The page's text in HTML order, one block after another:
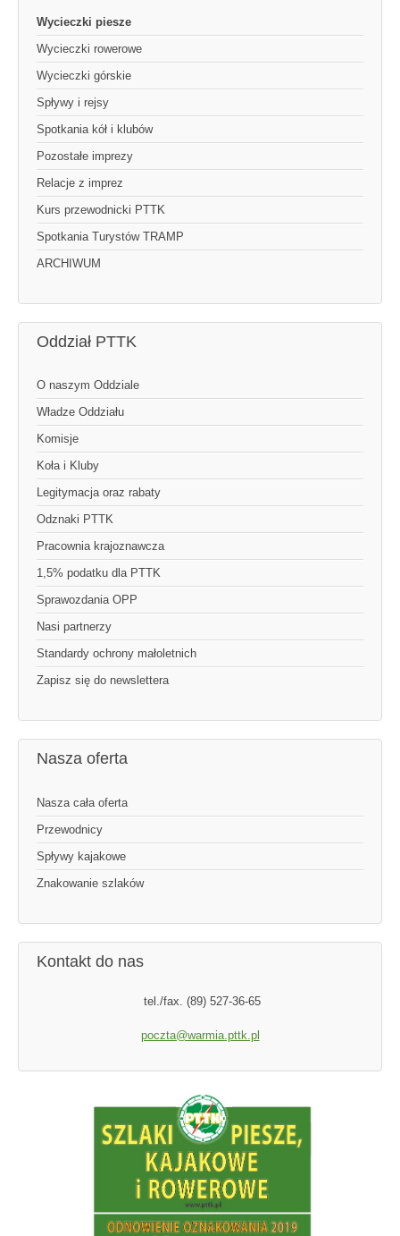
Wycieczki piesze
Wycieczki rowerowe
Wycieczki górskie
Spływy i rejsy
Spotkania kół i klubów
Pozostałe imprezy
Relacje z imprez
Kurs przewodnicki PTTK
Spotkania Turystów TRAMP
ARCHIWUM
Oddział PTTK
O naszym Oddziale
Władze Oddziału
Komisje
Koła i Kluby
Legitymacja oraz rabaty
Odznaki PTTK
Pracownia krajoznawcza
1,5% podatku dla PTTK
Sprawozdania OPP
Nasi partnerzy
Standardy ochrony małoletnich
Zapisz się do newslettera
Nasza oferta
Nasza cała oferta
Przewodnicy
Spływy kajakowe
Znakowanie szlaków
Kontakt do nas
tel./fax. (89) 527-36-65
poczta@warmia.pttk.pl